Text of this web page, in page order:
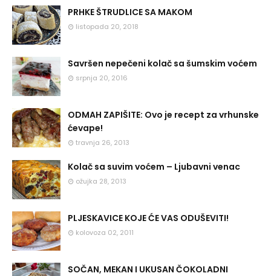
PRHKE ŠTRUDLICE SA MAKOM
listopada 20, 2018
Savršen nepečeni kolač sa šumskim voćem
srpnja 20, 2016
ODMAH ZAPIŠITE: Ovo je recept za vrhunske
ćevape!
travnja 26, 2013
Kolač sa suvim voćem – Ljubavni venac
ožujka 28, 2013
PLJESKAVICE KOJE ĆE VAS ODUŠEVITI!
kolovoza 02, 2011
SOČAN, MEKAN I UKUSAN ČOKOLADNI